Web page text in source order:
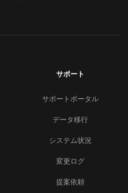
サポート
サポートポータル
データ移行
システム状況
変更ログ
提案依頼